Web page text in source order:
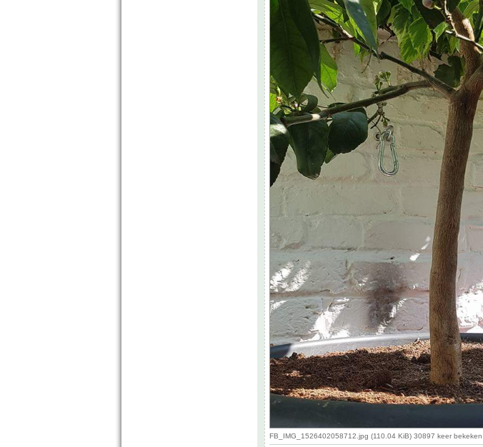
FB_IMG_1526402058712.jpg (110.04 KiB) 30897 keer bekeken